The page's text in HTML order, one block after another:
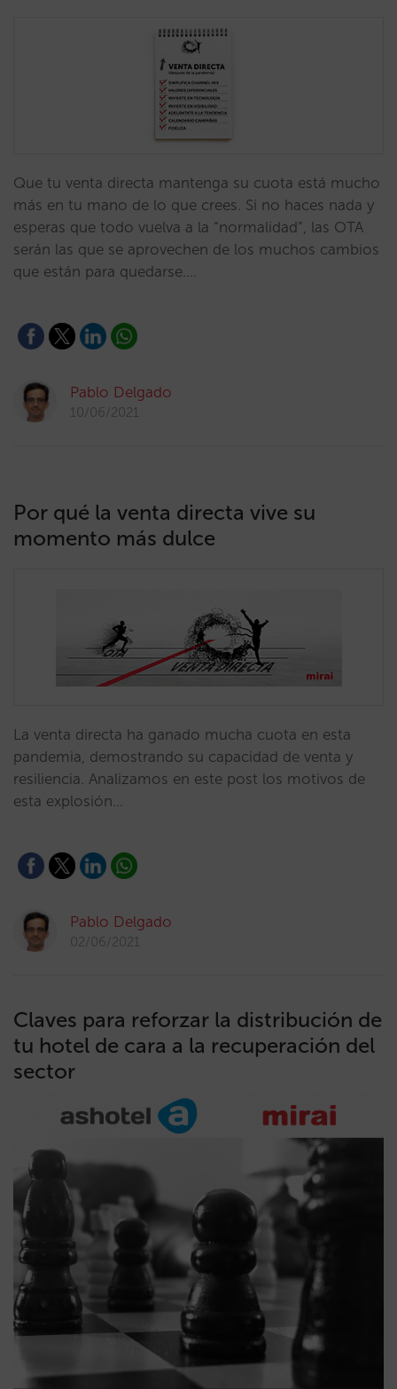
Que tu venta directa mantenga su cuota está mucho
más en tu mano de lo que crees. Si no haces nada y
esperas que todo vuelva a la “normalidad”, las OTA
serán las que se aprovechen de los muchos cambios
que están para quedarse.…
Pablo Delgado
10/06/2021
Por qué la venta directa vive su
momento más dulce
La venta directa ha ganado mucha cuota en esta
pandemia, demostrando su capacidad de venta y
resiliencia. Analizamos en este post los motivos de
esta explosión…
Pablo Delgado
02/06/2021
Claves para reforzar la distribución de
tu hotel de cara a la recuperación del
sector